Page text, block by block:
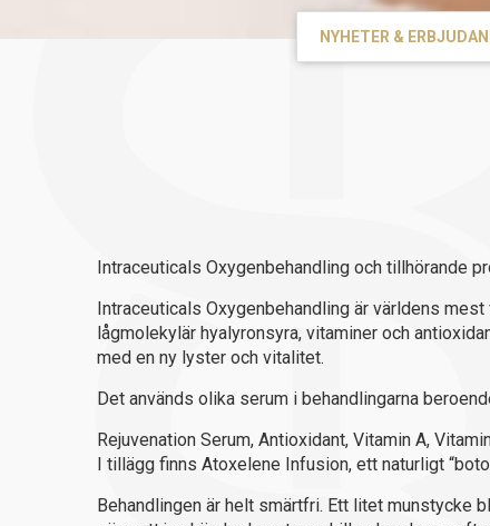
NYHETER &
Intraceuticals Oxygenbehandling och tillhörande
Intraceuticals Oxygenbehandling är världens
lågmolekylär hyalyronsyra, vitaminer och
med en ny lyster och vitalitet.
Det används olika serum i behandlingarna
Rejuvenation Serum, Antioxidant, Vitamin A,
I tillägg finns Atoxelene Infusion, ett naturligt
Behandlingen är helt smärtfri. Ett litet munstycke